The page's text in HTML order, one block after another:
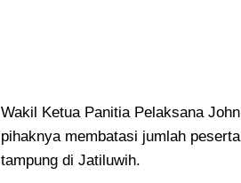
Wakil Ketua Panitia Pelaksana
pihaknya membatasi jumlah
tampung di Jatiluwih.